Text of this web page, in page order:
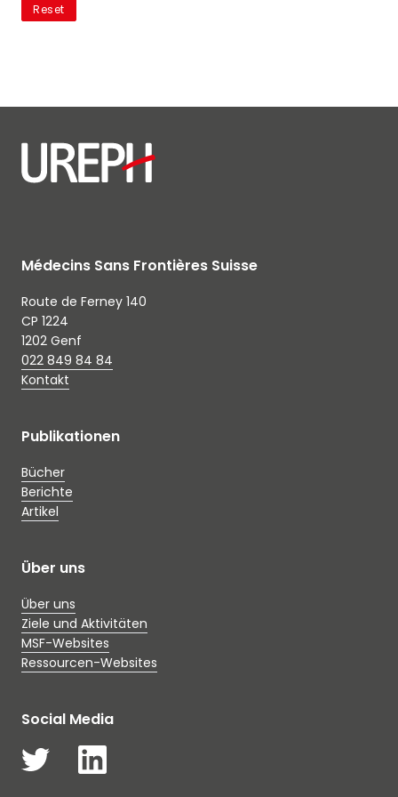
Reset
Médecins Sans Frontières Suisse
Route de Ferney 140
CP 1224
1202 Genf
022 849 84 84
Kontakt
Publikationen
Bücher
Berichte
Artikel
Über uns
Über uns
Ziele und Aktivitäten
MSF-Websites
Ressourcen-Websites
Social Media
des informations concernant nos activités. Vous pouvez
à tout moment utiliser le lien de désabonnement